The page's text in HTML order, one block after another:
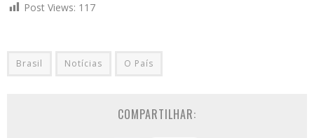
Post Views: 117
Brasil Notícias O País
COMPARTILHAR: